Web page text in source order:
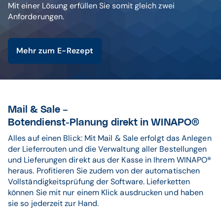
Mit einer Lösung erfüllen Sie somit gleich zwei
Anforderungen.
Mehr zum E-Rezept
Mail & Sale –
Botendienst-Planung direkt in WINAPO®
Alles auf einen Blick: Mit Mail & Sale erfolgt das Anlegen
der Lieferrouten und die Verwaltung aller Bestellungen
und Lieferungen direkt aus der Kasse in Ihrem WINAPO®
heraus. Profitieren Sie zudem von der automatischen
Vollständigkeitsprüfung der Software. Lieferketten
können Sie mit nur einem Klick ausdrucken und haben
sie so jederzeit zur Hand.